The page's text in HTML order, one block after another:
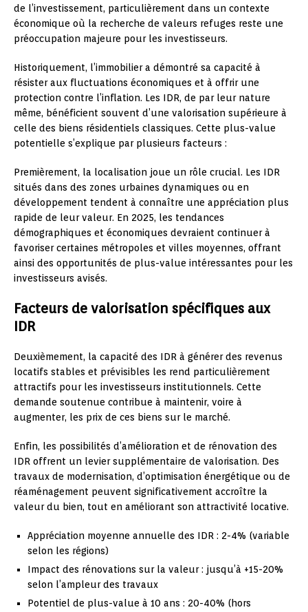
de l’investissement, particulièrement dans un contexte
économique où la recherche de valeurs refuges reste une
préoccupation majeure pour les investisseurs.
Historiquement, l’immobilier a démontré sa capacité à
résister aux fluctuations économiques et à offrir une
protection contre l’inflation. Les IDR, de par leur nature
même, bénéficient souvent d’une valorisation supérieure à
celle des biens résidentiels classiques. Cette plus-value
potentielle s’explique par plusieurs facteurs :
Premièrement, la localisation joue un rôle crucial. Les IDR
situés dans des zones urbaines dynamiques ou en
développement tendent à connaître une appréciation plus
rapide de leur valeur. En 2025, les tendances
démographiques et économiques devraient continuer à
favoriser certaines métropoles et villes moyennes, offrant
ainsi des opportunités de plus-value intéressantes pour les
investisseurs avisés.
Facteurs de valorisation spécifiques aux
IDR
Deuxièmement, la capacité des IDR à générer des revenus
locatifs stables et prévisibles les rend particulièrement
attractifs pour les investisseurs institutionnels. Cette
demande soutenue contribue à maintenir, voire à
augmenter, les prix de ces biens sur le marché.
Enfin, les possibilités d’amélioration et de rénovation des
IDR offrent un levier supplémentaire de valorisation. Des
travaux de modernisation, d’optimisation énergétique ou de
réaménagement peuvent significativement accroître la
valeur du bien, tout en améliorant son attractivité locative.
Appréciation moyenne annuelle des IDR : 2-4% (variable
selon les régions)
Impact des rénovations sur la valeur : jusqu’à +15-20%
selon l’ampleur des travaux
Potentiel de plus-value à 10 ans : 20-40% (hors